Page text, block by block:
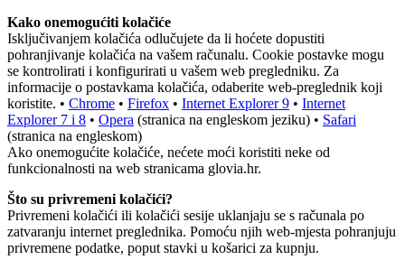
Kako onemogućiti kolačiće
Isključivanjem kolačića odlučujete da li hoćete dopustiti
pohranjivanje kolačića na vašem računalu. Cookie postavke mogu
se kontrolirati i konfigurirati u vašem web pregledniku. Za
informacije o postavkama kolačića, odaberite web-preglednik koji
koristite. • Chrome • Firefox • Internet Explorer 9 • Internet
Explorer 7 i 8 • Opera (stranica na engleskom jeziku) • Safari
(stranica na engleskom)
Ako onemogućite kolačiće, nećete moći koristiti neke od
funkcionalnosti na web stranicama glovia.hr.
Što su privremeni kolačići?
Privremeni kolačići ili kolačići sesije uklanjaju se s računala po
zatvaranju internet preglednika. Pomoću njih web-mjesta pohranjuju
privremene podatke, poput stavki u košarici za kupnju.